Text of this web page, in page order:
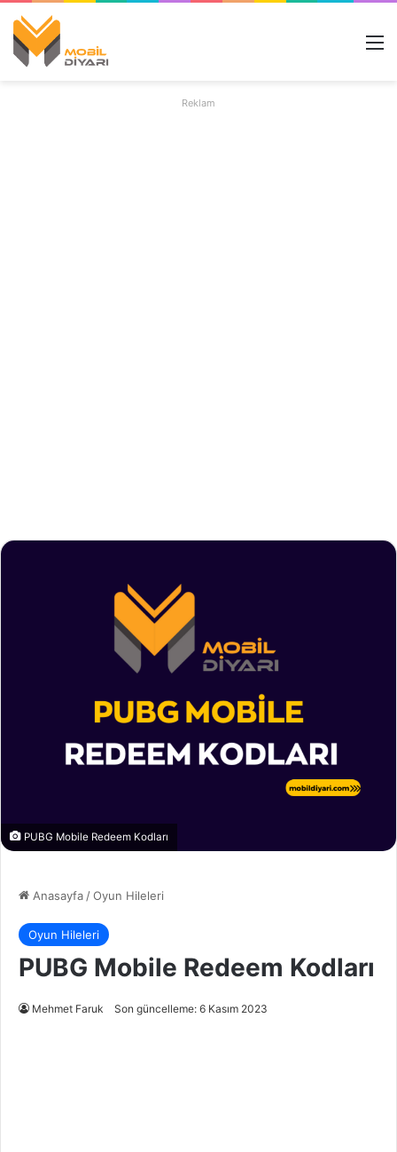
Reklam
PUBG Mobile Redeem Kodları
Anasayfa/Oyun Hileleri
Oyun Hileleri
PUBG Mobile Redeem Kodları
Mehmet Faruk Son güncelleme: 6 Kasım 2023